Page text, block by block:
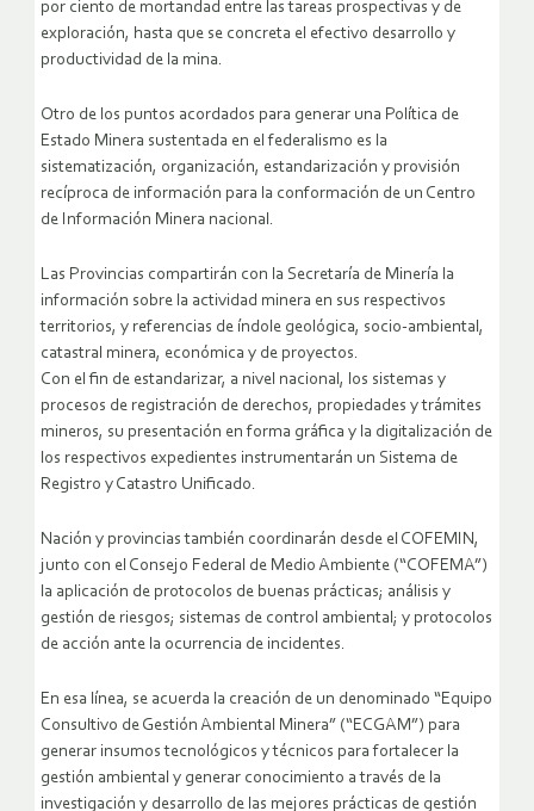
por ciento de mortandad entre las tareas prospectivas y de
exploración, hasta que se concreta el efectivo desarrollo y
productividad de la mina.
Otro de los puntos acordados para generar una Política de
Estado Minera sustentada en el federalismo es la
sistematización, organización, estandarización y provisión
recíproca de información para la conformación de un Centro
de Información Minera nacional.
Las Provincias compartirán con la Secretaría de Minería la
información sobre la actividad minera en sus respectivos
territorios, y referencias de índole geológica, socio-ambiental,
catastral minera, económica y de proyectos.
Con el fin de estandarizar, a nivel nacional, los sistemas y
procesos de registración de derechos, propiedades y trámites
mineros, su presentación en forma gráfica y la digitalización de
los respectivos expedientes instrumentarán un Sistema de
Registro y Catastro Unificado.
Nación y provincias también coordinarán desde el COFEMIN,
junto con el Consejo Federal de Medio Ambiente (“COFEMA”)
la aplicación de protocolos de buenas prácticas; análisis y
gestión de riesgos; sistemas de control ambiental; y protocolos
de acción ante la ocurrencia de incidentes.
En esa línea, se acuerda la creación de un denominado “Equipo
Consultivo de Gestión Ambiental Minera” (“ECGAM”) para
generar insumos tecnológicos y técnicos para fortalecer la
gestión ambiental y generar conocimiento a través de la
investigación y desarrollo de las mejores prácticas de gestión